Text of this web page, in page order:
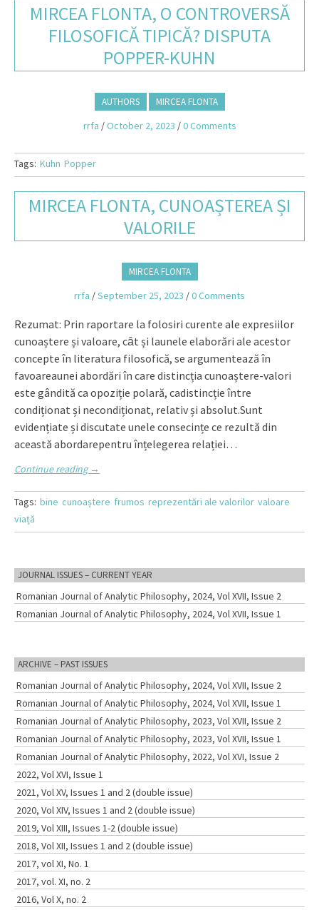
MIRCEA FLONTA, O CONTROVERSĂ
FILOSOFICĂ TIPICĂ? DISPUTA
POPPER-KUHN
AUTHORS MIRCEA FLONTA
rrfa /October 2, 2023 /0 Comments
Tags: Kuhn Popper
MIRCEA FLONTA, CUNOAȘTEREA ȘI
VALORILE
MIRCEA FLONTA
rrfa /September 25, 2023 /0 Comments
Rezumat: Prin raportare la folosiri curente ale expresiilor
cunoaștere și valoare, cȃt și launele elaborări ale acestor
concepte în literatura filosofică, se argumentează în
favoareaunei abordări în care distincția cunoaștere-valori
este gândită ca opoziție polară, cadistincție între
condiționat și necondiționat, relativ și absolut.Sunt
evidențiate și discutate unele consecințe ce rezultă din
această abordarepentru înțelegerea relației…
Continue reading →
Tags: bine cunoaștere frumos reprezentări ale valorilor valoare
viață
JOURNAL ISSUES – CURRENT YEAR
Romanian Journal of Analytic Philosophy, 2024, Vol XVII, Issue 2
Romanian Journal of Analytic Philosophy, 2024, Vol XVII, Issue 1
ARCHIVE – PAST ISSUES
Romanian Journal of Analytic Philosophy, 2024, Vol XVII, Issue 2
Romanian Journal of Analytic Philosophy, 2024, Vol XVII, Issue 1
Romanian Journal of Analytic Philosophy, 2023, Vol XVII, Issue 2
Romanian Journal of Analytic Philosophy, 2023, Vol XVII, Issue 1
Romanian Journal of Analytic Philosophy, 2022, Vol XVI, Issue 2
2022, Vol XVI, Issue 1
2021, Vol XV, Issues 1 and 2 (double issue)
2020, Vol XIV, Issues 1 and 2 (double issue)
2019, Vol XIII, Issues 1-2 (double issue)
2018, Vol XII, Issues 1 and 2 (double issue)
2017, vol XI, No. 1
2017, vol. XI, no. 2
2016, Vol X, no. 2